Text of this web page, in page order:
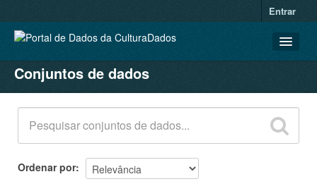
Entrar
CONJUNTOS DE DADOS
ORGANIZAÇÕES
GRUPOS
SOBRE
Conjuntos de dados
Ordenar por